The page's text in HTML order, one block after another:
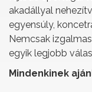
akadállyal
egyensúly,
Nemcsak
egyik legjobb
Mindenkinek